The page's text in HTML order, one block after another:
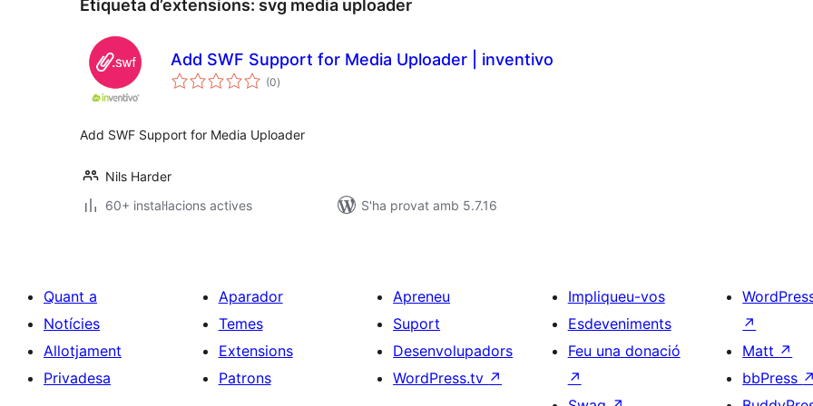
Etiqueta d’extensions: svg media uploader
Add SWF Support for Media Uploader | inventivo
(0puntuacions
totals
)
Add SWF Support for Media Uploader
Nils Harder
60+ instal·lacions actives
S'ha provat amb 5.7.16
Quant a
Notícies
Allotjament
Privadesa
Aparador
Temes
Extensions
Patrons
Apreneu
Suport
Desenvolupadors
WordPress.tv ↗
Impliqueu-vos
Esdeveniments
Feu una donació
↗
↗
Matt ↗
bbPress ↗